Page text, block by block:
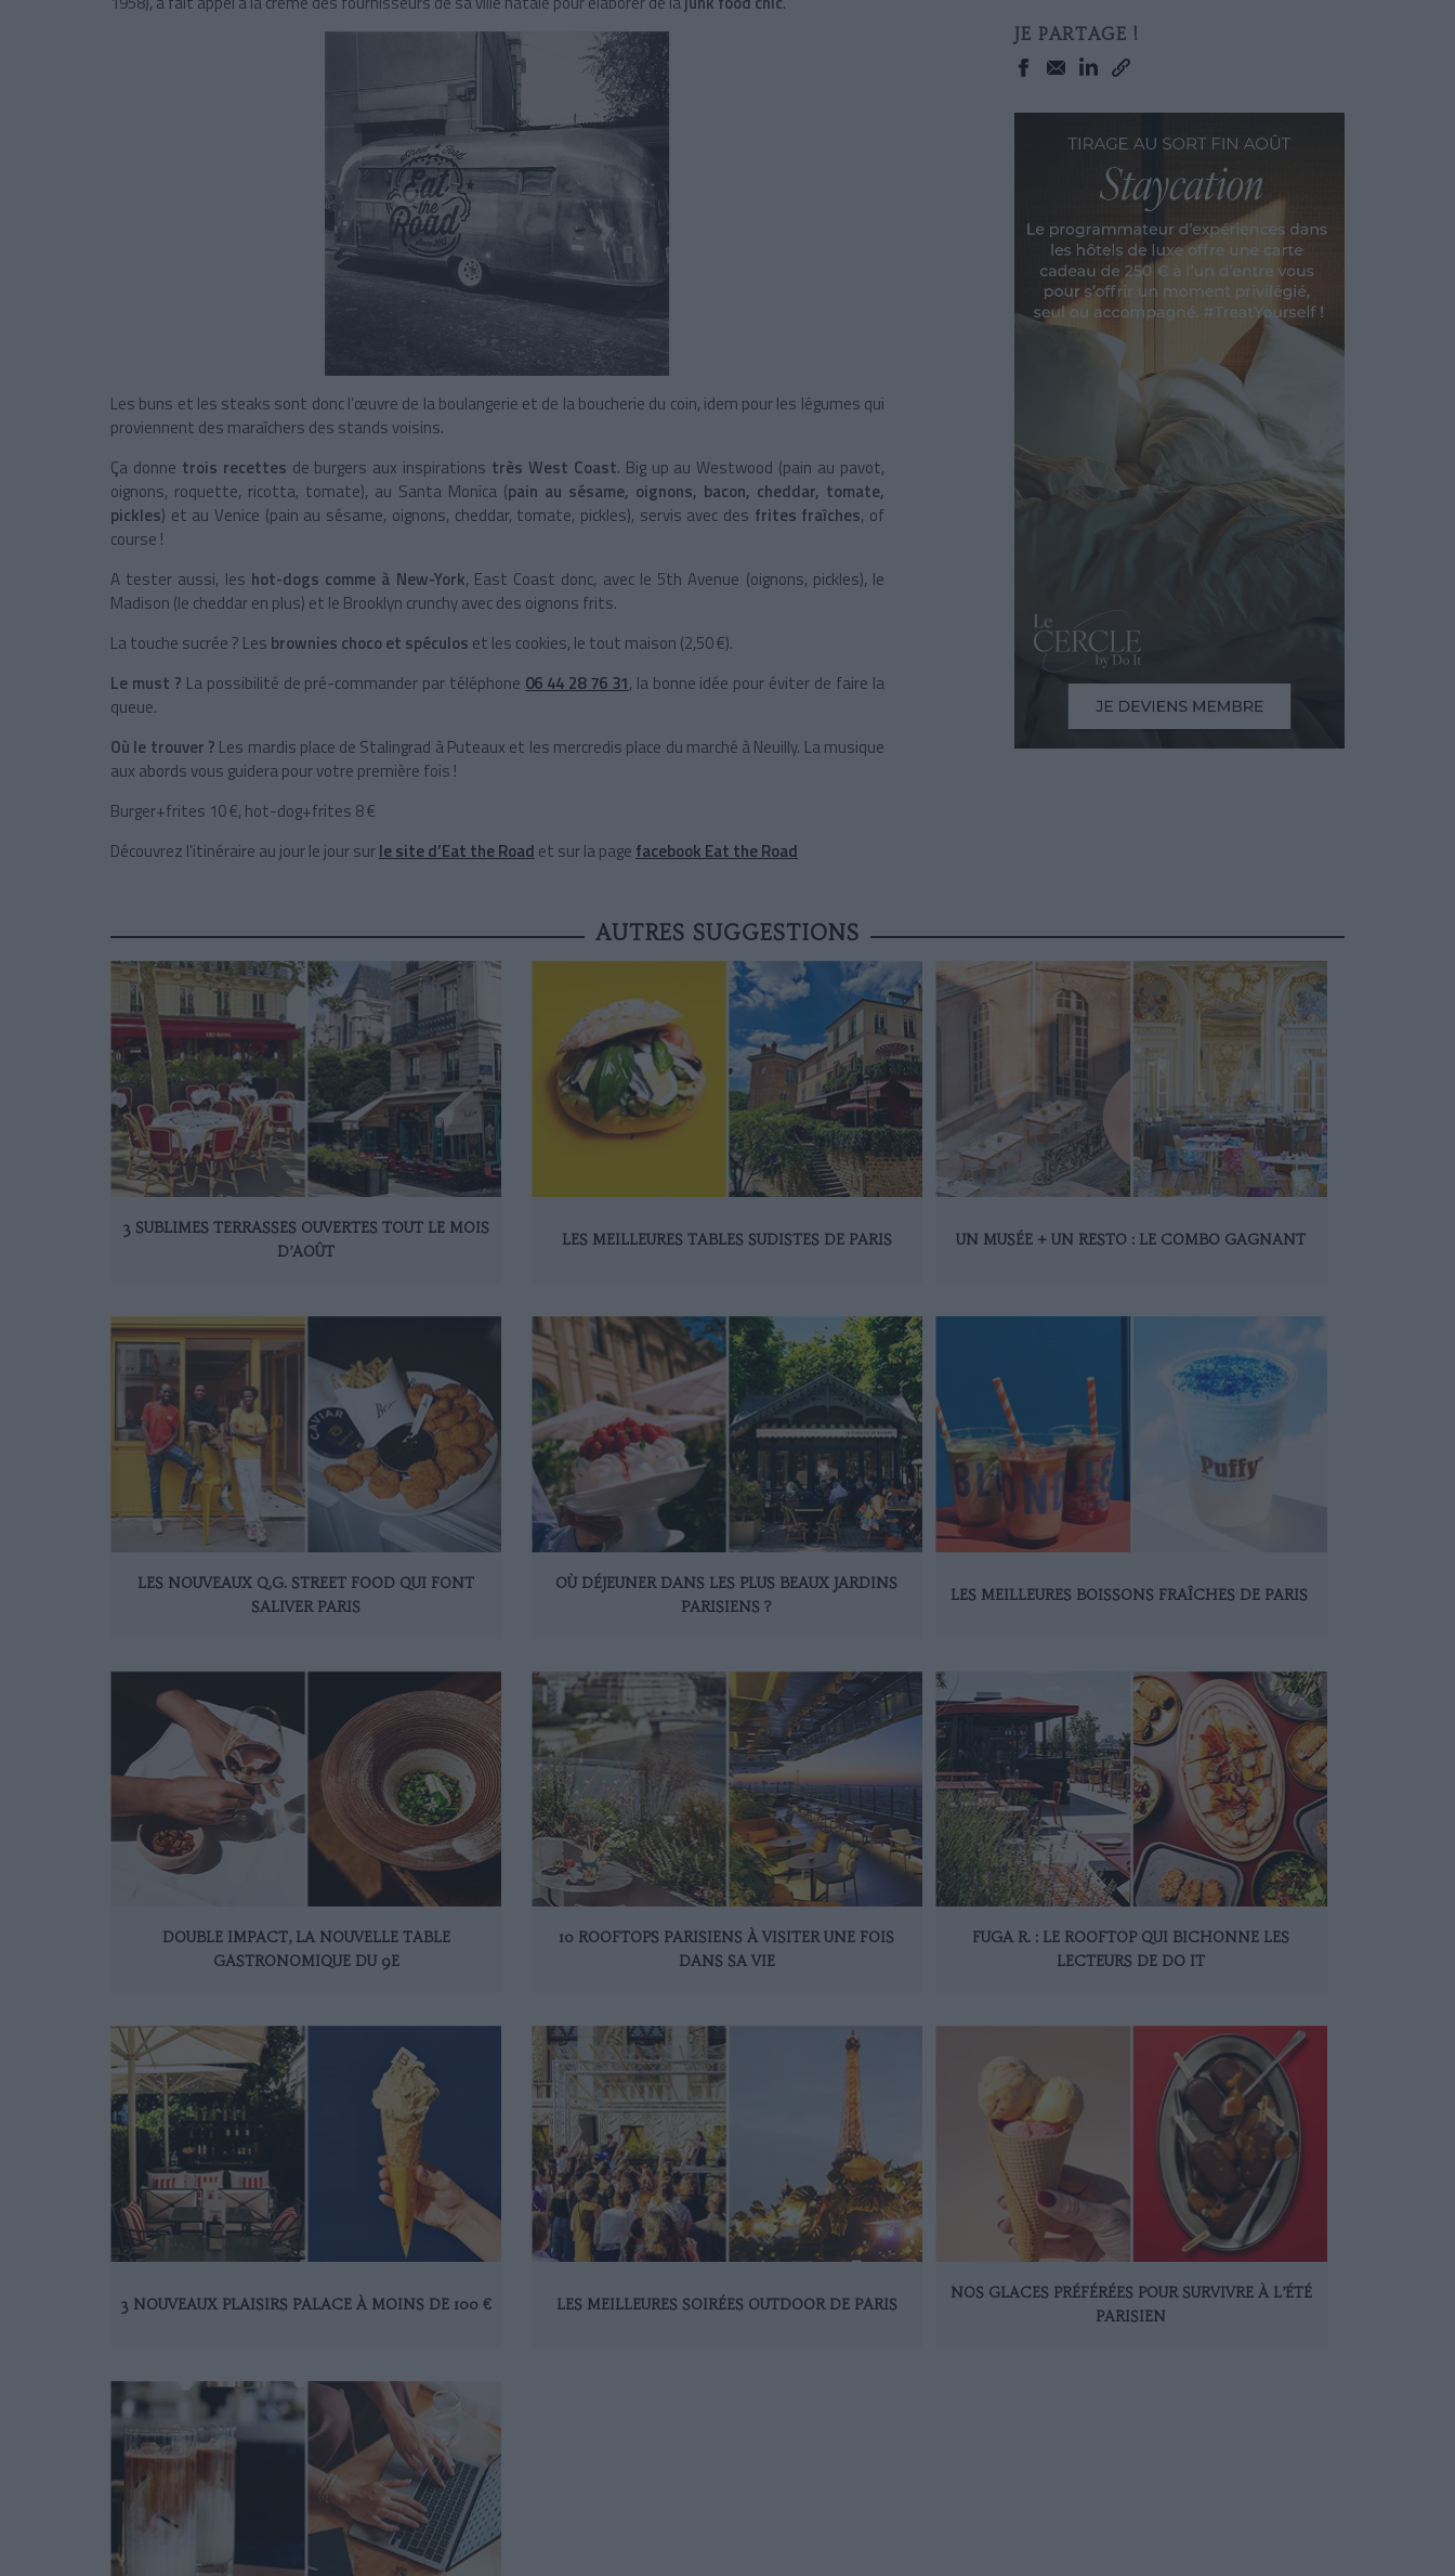
Les buns et les steaks sont donc l’œuvre de la boulangerie et de la boucherie du coin, idem pour les légumes qui
proviennent des maraîchers des stands voisins.
Ça donne trois recettes de burgers aux inspirations très West Coast. Big up au Westwood (pain au pavot,
oignons, roquette, ricotta, tomate), au Santa Monica (pain au sésame, oignons, bacon, cheddar, tomate,
pickles) et au Venice (pain au sésame, oignons, cheddar, tomate, pickles), servis avec des frites fraîches, of
course !
A tester aussi, les hot-dogs comme à New-York, East Coast donc, avec le 5th Avenue (oignons, pickles), le
Madison (le cheddar en plus) et le Brooklyn crunchy avec des oignons frits.
La touche sucrée ? Les brownies choco et spéculos et les cookies, le tout maison (2,50 €).
Le must ? La possibilité de pré-commander par téléphone 06 44 28 76 31, la bonne idée pour éviter de faire la
queue.
Où le trouver ? Les mardis place de Stalingrad à Puteaux et les mercredis place du marché à Neuilly. La musique
aux abords vous guidera pour votre première fois !
Burger+frites 10 €, hot-dog+frites 8 €
Découvrez l’itinéraire au jour le jour surle site d’Eat the Road et sur la page facebook Eat the Road
JE PARTAGE !
AUTRES SUGGESTIONS
3 SUBLIMES TERRASSES OUVERTES TOUT LE MOIS
D’AOÛT
LES MEILLEURES TABLES SUDISTES DE PARIS UN MUSÉE + UN RESTO : LE COMBO GAGNANT
LES NOUVEAUX Q.G. STREET FOOD QUI FONT
SALIVER PARIS
OÙ DÉJEUNER DANS LES PLUS BEAUX JARDINS
PARISIENS ?
LES MEILLEURES BOISSONS FRAÎCHES DE PARIS
DOUBLE IMPACT, LA NOUVELLE TABLE
GASTRONOMIQUE DU 9E
10 ROOFTOPS PARISIENS À VISITER UNE FOIS
DANS SA VIE
FUGA R. : LE ROOFTOP QUI BICHONNE LES
LECTEURS DE DO IT
3 NOUVEAUX PLAISIRS PALACE À MOINS DE 100 € LES MEILLEURES SOIRÉES OUTDOOR DE PARIS
NOS GLACES PRÉFÉRÉES POUR SURVIVRE À L’ÉTÉ
PARISIEN